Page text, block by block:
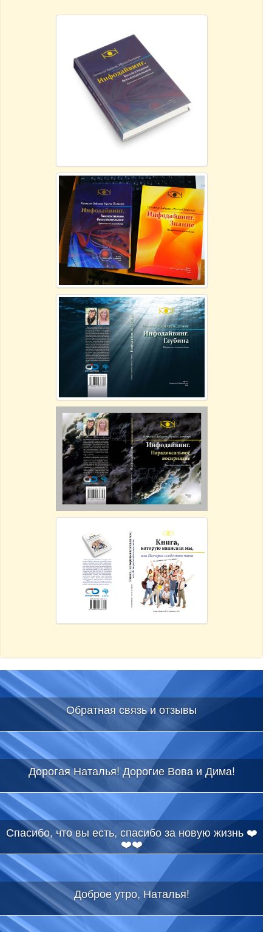
Обратная связь и отзывы
Дорогая Наталья! Дорогие Вова и Дима!
Спасибо, что вы есть, спасибо за новую жизнь ❤️
❤️❤️
Доброе утро, Наталья!